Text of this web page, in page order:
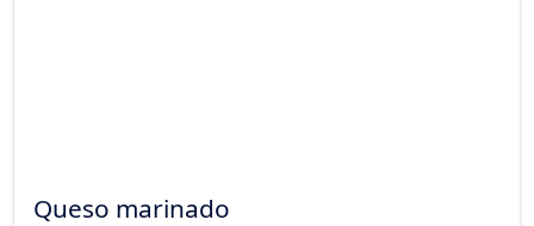
Queso marinado